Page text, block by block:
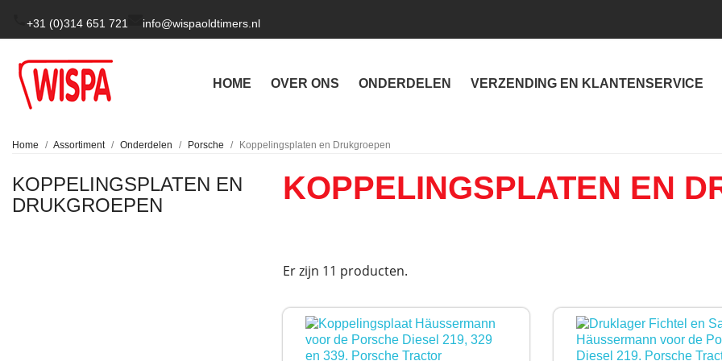
+31 (0)314 651 721 info@wispaoldtimers.nl
HOME OVER ONS ONDERDELEN VERZENDING EN KLANTENSERVICE
Home Assortiment Onderdelen Porsche Koppelingsplaten en Drukgroepen
KOPPELINGSPLATEN EN
DRUKGROEPEN
KOPPELINGSPLATEN EN
Er zijn 11 producten.